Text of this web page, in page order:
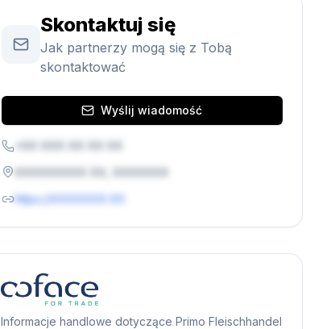
Skontaktuj się
Jak partnerzy mogą się z Tobą
skontaktować
Wyślij wiadomość
+XX XXX XX XX XX
https://XXXXXXX.XX
Informacje handlowe dotyczące Primo Fleischhandel